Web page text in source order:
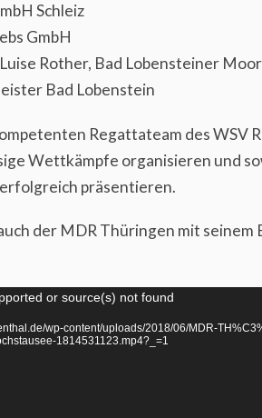
Schleiz
GmbH
Rother, Bad Lobensteiner
Bad Lobenstein
Regattateam des WSV
Wettkämpfe organisieren und
präsentieren.
der MDR Thüringen mit seinem
or source(s) not found
wp-content/uploads/2018/06/MDR-
1814531123.mp4?_=1